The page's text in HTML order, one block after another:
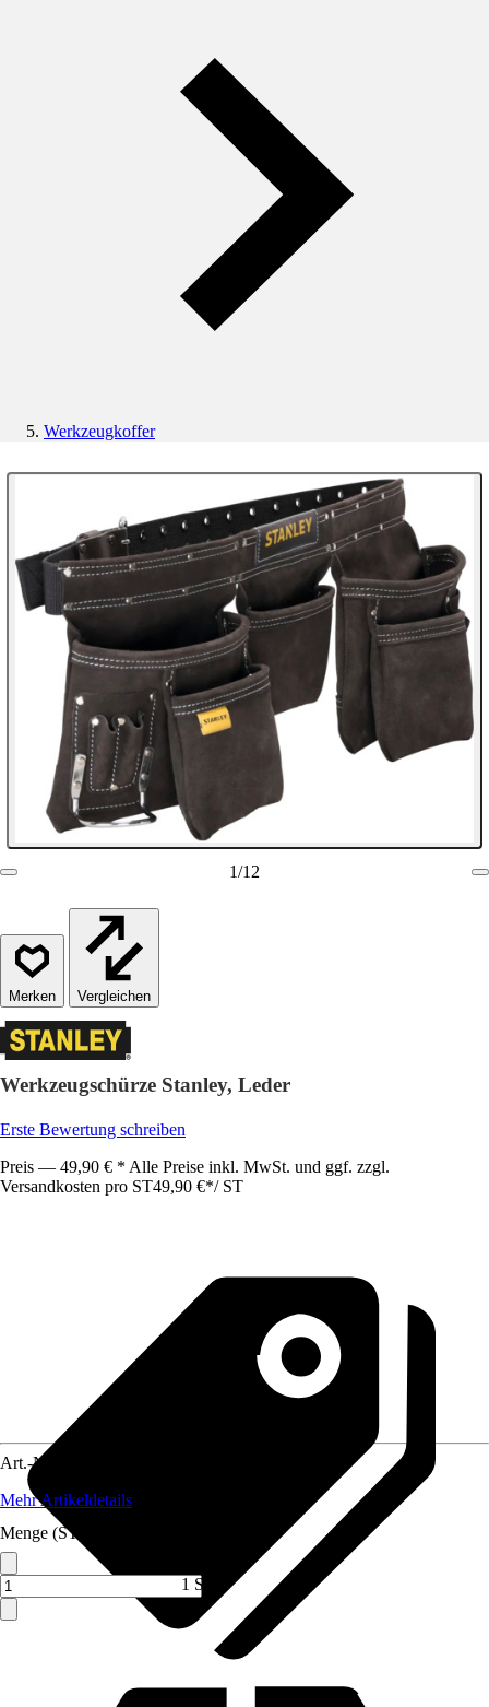
Werkzeugkoffer
1/12
Vergleichen
Werkzeugschürze Stanley, Leder
Erste Bewertung schreiben
Preis — 49,90 € * Alle Preise inkl. MwSt. und ggf. zzgl.
Versandkosten pro ST49,90 €*/ ST
Art.-Nr.
Mehr Artikeldetails
Menge (ST)
1 ST